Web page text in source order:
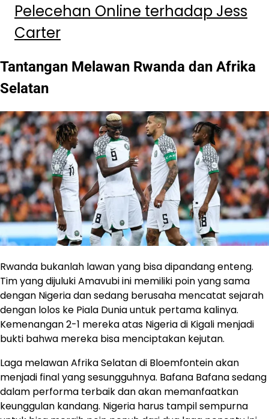
Pelecehan Online terhadap Jess
Carter
Tantangan Melawan Rwanda dan Afrika
Selatan
Rwanda bukanlah lawan yang bisa dipandang enteng.
Tim yang dijuluki Amavubi ini memiliki poin yang sama
dengan Nigeria dan sedang berusaha mencatat sejarah
dengan lolos ke Piala Dunia untuk pertama kalinya.
Kemenangan 2-1 mereka atas Nigeria di Kigali menjadi
bukti bahwa mereka bisa menciptakan kejutan.
Laga melawan Afrika Selatan di Bloemfontein akan
menjadi final yang sesungguhnya. Bafana Bafana sedang
dalam performa terbaik dan akan memanfaatkan
keunggulan kandang. Nigeria harus tampil sempurna